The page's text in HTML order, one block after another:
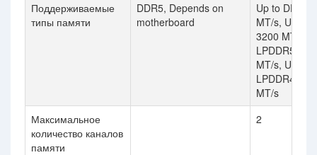
Поддерживаемые
типы памяти
DDR5, Depends on
motherboard
Up to DDR5
MT/s, Up to
3200 MT/s,
LPDDR5/x
MT/s, Up to
LPDDR4x
MT/s
Максимальное
количество каналов
памяти
2